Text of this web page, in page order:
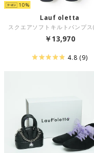
10
Lauf oletta
￥13,970
4.8 (9)